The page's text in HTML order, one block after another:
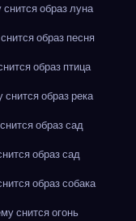
образ луна
образ песня
образ птица
снится образ река
образ сад
образ сад
образ собака
снится огонь